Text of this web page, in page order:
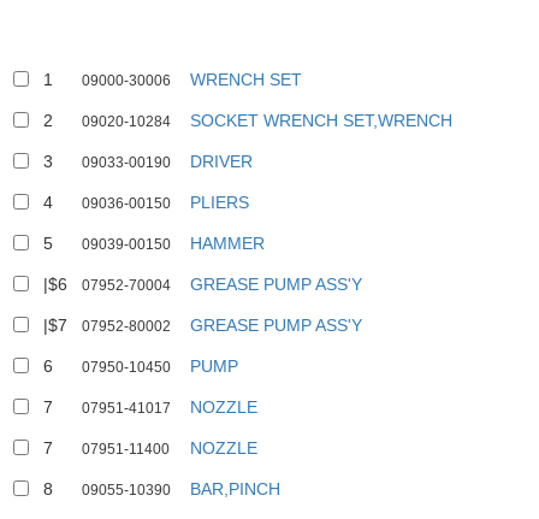
1 09000-30006 WRENCH SET
2 09020-10284 SOCKET WRENCH SET,WRENCH
3 09033-00190 DRIVER
4 09036-00150 PLIERS
5 09039-00150 HAMMER
|$6 07952-70004 GREASE PUMP ASS'Y
|$7 07952-80002 GREASE PUMP ASS'Y
6 07950-10450 PUMP
7 07951-41017 NOZZLE
7 07951-11400 NOZZLE
8 09055-10390 BAR,PINCH